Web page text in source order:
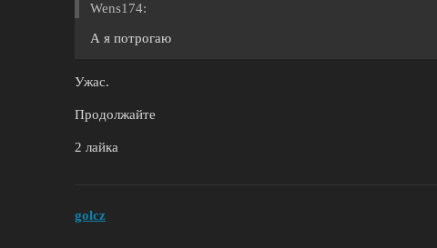
Wens174:
А я потрогаю
Ужас.
Продолжайте
2 лайка
golcz